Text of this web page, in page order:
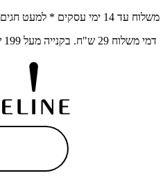
משלוח עד 14 ימי עסקים * למעט חגים וימי מכירות מיוחדים
דמי משלוח 29 ש"ח. בקנייה מעל 199 ש"ח משלוח חינם